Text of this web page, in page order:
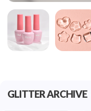
GLITTER ARCHIVE